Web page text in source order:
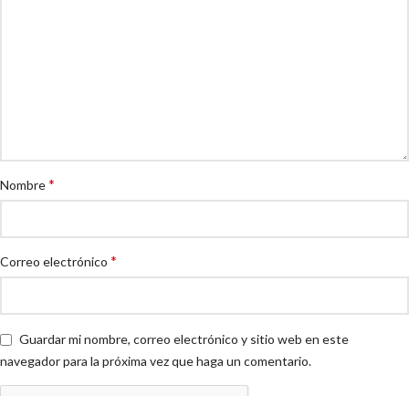
Nombre*
Correo electrónico *
Guardar mi nombre, correo electrónico y sitio web en este
navegador para la próxima vez que haga un comentario.